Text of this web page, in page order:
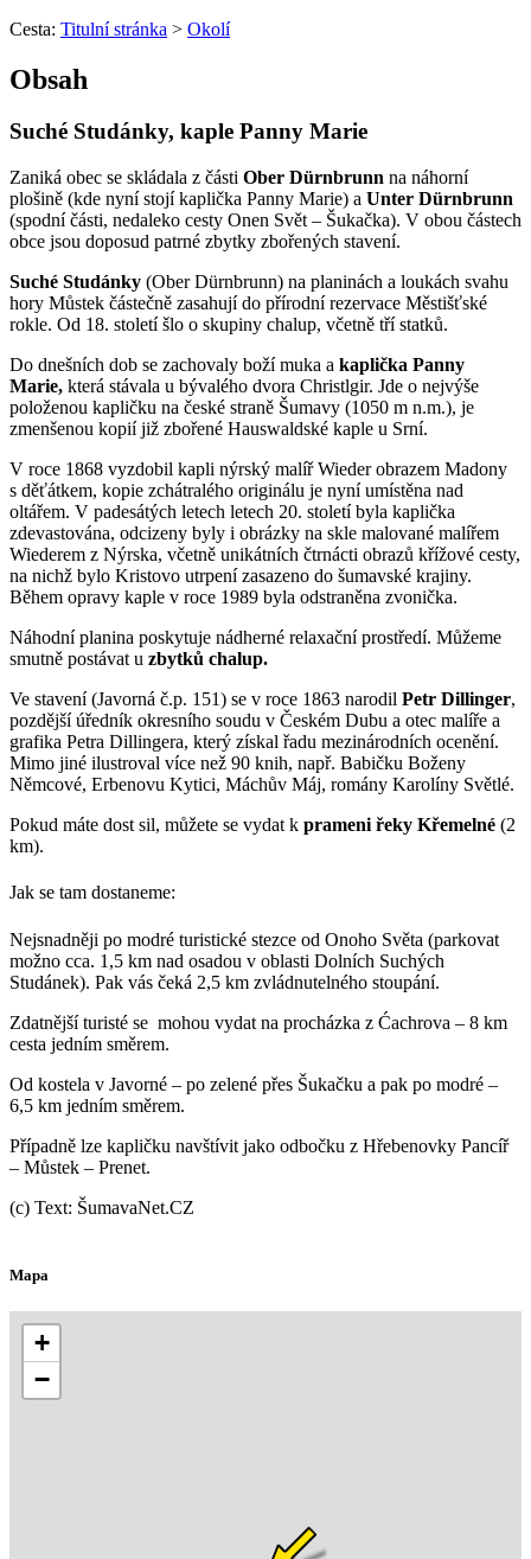
Cesta: Titulní stránka > Okolí
Obsah
Suché Studánky, kaple Panny Marie
Zaniká obec se skládala z části Ober Dürnbrunn na náhorní
plošině (kde nyní stojí kaplička Panny Marie) a Unter Dürnbrunn
(spodní části, nedaleko cesty Onen Svět – Šukačka). V obou částech
obce jsou doposud patrné zbytky zbořených stavení.
Suché Studánky (Ober Dürnbrunn) na planinách a loukách svahu
hory Můstek částečně zasahují do přírodní rezervace Městišťské
rokle. Od 18. století šlo o skupiny chalup, včetně tří statků.
Do dnešních dob se zachovaly boží muka a kaplička Panny
Marie, která stávala u bývalého dvora Christlgir. Jde o nejvýše
položenou kapličku na české straně Šumavy (1050 m n.m.), je
zmenšenou kopií již zbořené Hauswaldské kaple u Srní.
V roce 1868 vyzdobil kapli nýrský malíř Wieder obrazem Madony
s děťátkem, kopie zchátralého originálu je nyní umístěna nad
oltářem. V padesátých letech letech 20. století byla kaplička
zdevastována, odcizeny byly i obrázky na skle malované malířem
Wiederem z Nýrska, včetně unikátních čtrnácti obrazů křížové cesty,
na nichž bylo Kristovo utrpení zasazeno do šumavské krajiny.
Během opravy kaple v roce 1989 byla odstraněna zvonička.
Náhodní planina poskytuje nádherné relaxační prostředí. Můžeme
smutně postávat u zbytků chalup.
Ve stavení (Javorná č.p. 151) se v roce 1863 narodil Petr Dillinger,
pozdější úředník okresního soudu v Českém Dubu a otec malíře a
grafika Petra Dillingera, který získal řadu mezinárodních ocenění.
Mimo jiné ilustroval více než 90 knih, např. Babičku Boženy
Němcové, Erbenovu Kytici, Máchův Máj, romány Karolíny Světlé.
Pokud máte dost sil, můžete se vydat k prameni řeky Křemelné (2
km).
Jak se tam dostaneme:
Nejsnadněji po modré turistické stezce od Onoho Světa (parkovat
možno cca. 1,5 km nad osadou v oblasti Dolních Suchých
Studánek). Pak vás čeká 2,5 km zvládnutelného stoupání.
Zdatnější turisté se mohou vydat na procházka z Ćachrova – 8 km
cesta jedním směrem.
Od kostela v Javorné – po zelené přes Šukačku a pak po modré –
6,5 km jedním směrem.
Případně lze kapličku navštívit jako odbočku z Hřebenovky Pancíř
– Můstek – Prenet.
(c) Text: ŠumavaNet.CZ
Mapa